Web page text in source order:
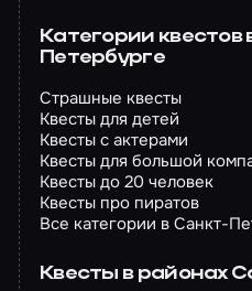
Категории квестов
Петербурге
Страшные квесты
Квесты для детей
Квесты с актерами
Квесты для большой
Квесты до 20 человек
Квесты про пиратов
Все категории в Санкт-
Квесты в районах